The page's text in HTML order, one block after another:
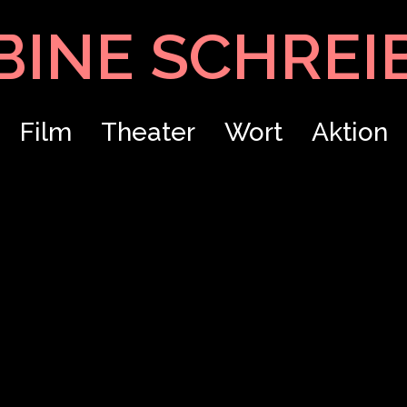
Film Theater Wort Aktion